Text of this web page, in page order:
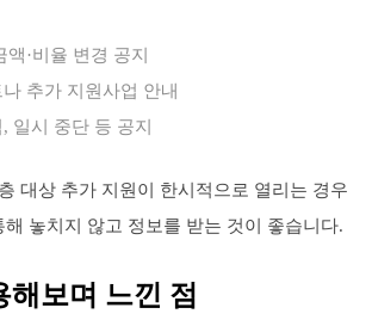
액·비율 변경 공지
추가 지원사업 안내
일시 중단 등 공지
대상 추가 지원이 한시적으로 열리는 경우
해 놓치지 않고 정보를 받는 것이 좋습니다.
해보며 느낀 점